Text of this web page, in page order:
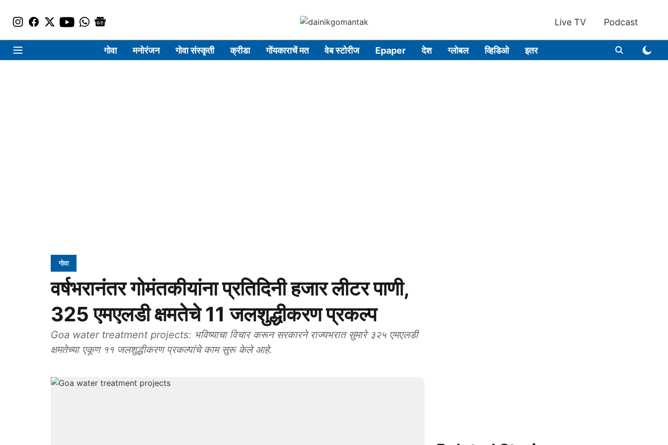
Live TV Podcast
गोवा मनोरंजन गोवा संस्कृती क्रीडा गोंयकाराचें मत वेब स्टोरीज Epaper देश ग्लोबल व्हिडिओ इतर
गोवा
वर्षभरानंतर गोमंतकीयांना प्रतिदिनी हजार लीटर पाणी,
325 एमएलडी क्षमतेचे 11 जलशुद्धीकरण प्रकल्‍प
Goa water treatment projects: भविष्‍याचा विचार करून सरकारने राज्‍यभरात सुमारे ३२५ एमएलडी
क्षमतेच्‍या एकूण ११ जलशुद्धीकरण प्रकल्‍पांचे काम सुरू केले आहे.